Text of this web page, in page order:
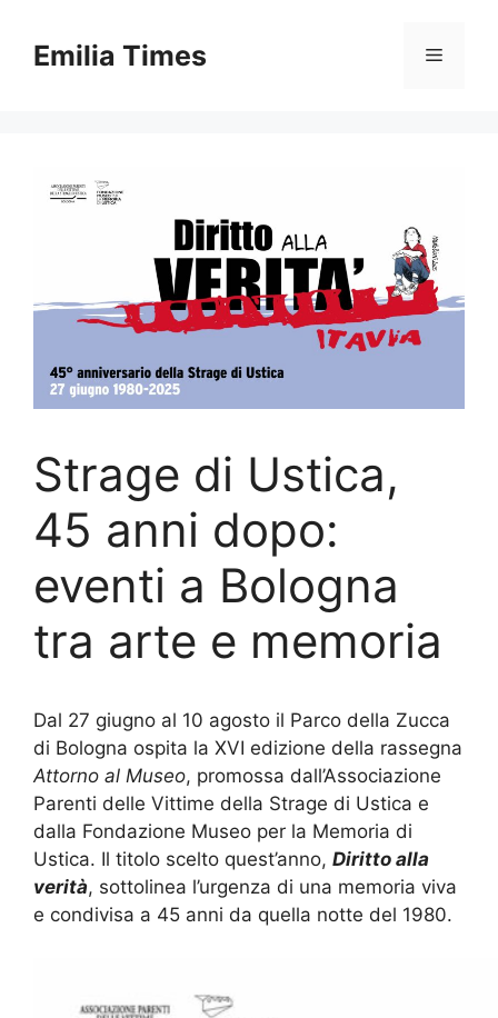
contentEmilia Times Menu
Strage di Ustica,
45 anni dopo:
eventi a Bologna
tra arte e memoria
Dal 27 giugno al 10 agosto il Parco della Zucca
di Bologna ospita la XVI edizione della rassegna
Attorno al Museo, promossa dall’Associazione
Parenti delle Vittime della Strage di Ustica e
dalla Fondazione Museo per la Memoria di
Ustica. Il titolo scelto quest’anno, Diritto alla
verità, sottolinea l’urgenza di una memoria viva
e condivisa a 45 anni da quella notte del 1980.